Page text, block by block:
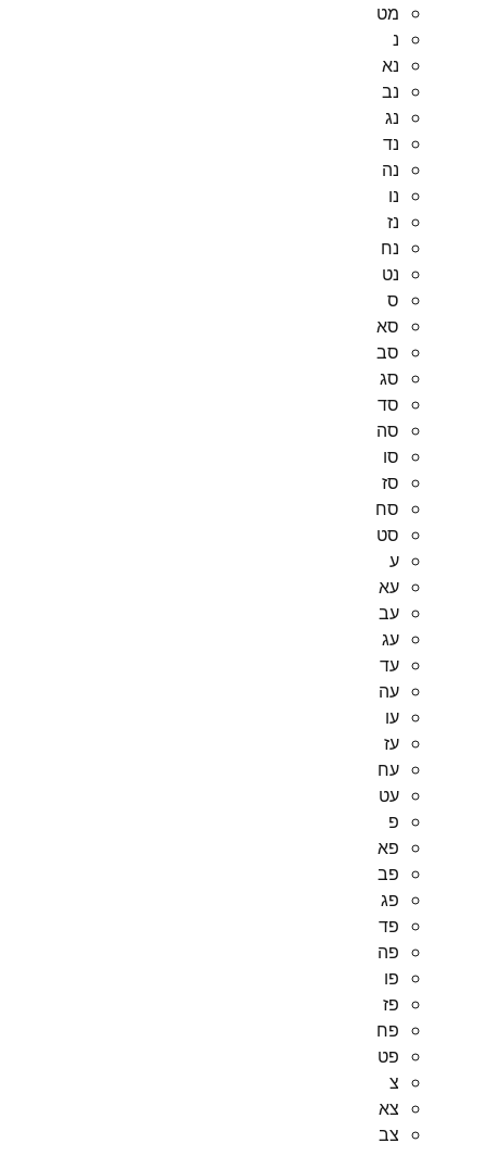
מט
נ
נא
נב
נג
נד
נה
נו
נז
נח
נט
ס
סא
סב
סג
סד
סה
סו
סז
סח
סט
ע
עא
עב
עג
עד
עה
עו
עז
עח
עט
פ
פא
פב
פג
פד
פה
פו
פז
פח
פט
צ
צא
צב